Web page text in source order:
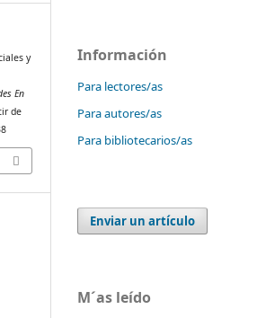
y
En
de
Información
Para lectores/as
Para autores/as
Para bibliotecarios/as
Enviar un artículo
M´as leído